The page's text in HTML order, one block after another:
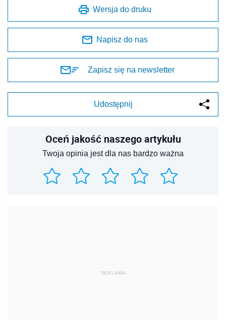
Wersja do druku
Napisz do nas
Zapisz się na newsletter
Udostępnij
Oceń jakość naszego artykułu
Twoja opinia jest dla nas bardzo ważna
REKLAMA